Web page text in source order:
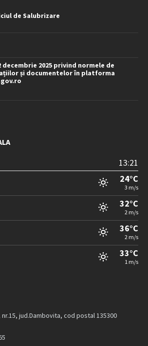
de Salubrizare
decembrie 2025 privind normele de
și documentelor în platforma
13:21
24°C
3 m/s
32°C
2 m/s
36°C
2 m/s
33°C
1 m/s
nr.15, jud.Dambovita, cod postal 135300